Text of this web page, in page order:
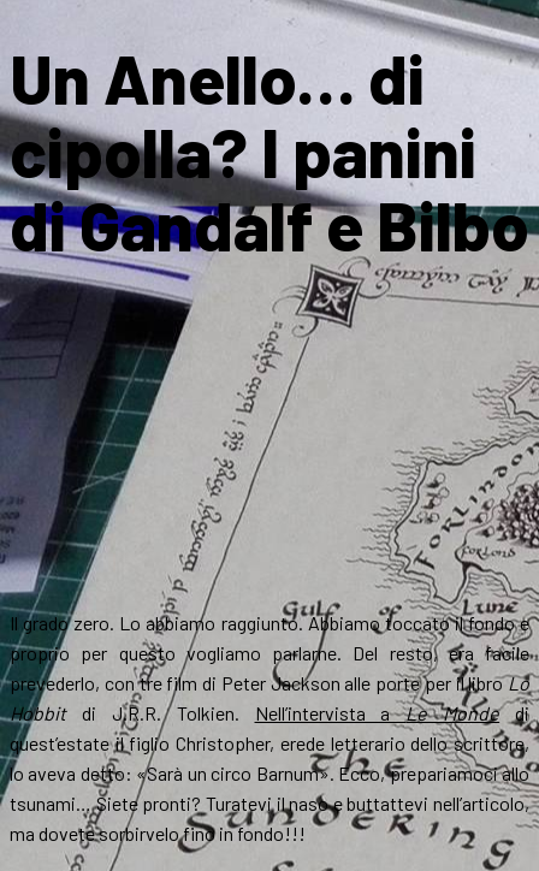
Un Anello… di
cipolla? I panini
di Gandalf e Bilbo
Il grado zero. Lo abbiamo raggiunto. Abbiamo toccato il fondo e
proprio per questo vogliamo parlarne. Del resto, era facile
prevederlo, con tre film di Peter Jackson alle porte per il libroLo
Hobbitdi J.R.R. Tolkien. Nell’intervista aLe Mondedi
quest’estate il figlio Christopher, erede letterario dello scrittore,
lo aveva detto: «Sarà un circo Barnum». Ecco, prepariamoci allo
tsunami… Siete pronti? Turatevi il naso e buttattevi nell’articolo,
ma dovete sorbirvelo fino in fondo!!!